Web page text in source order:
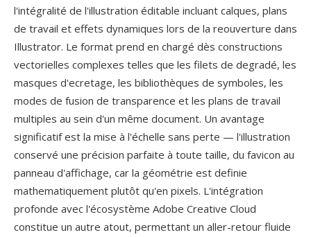
l'intégralité de l'illustration éditable incluant calques, plans
de travail et effets dynamiques lors de la reouverture dans
Illustrator. Le format prend en chargé dès constructions
vectorielles complexes telles que les filets de degradé, les
masques d'ecretage, les bibliothèques de symboles, les
modes de fusion de transparence et les plans de travail
multiples au sein d'un même document. Un avantage
significatif est la mise à l'échelle sans perte — l'illustration
conservé une précision parfaite à toute taille, du favicon au
panneau d'affichage, car la géométrie est definie
mathematiquement plutôt qu'en pixels. L'intégration
profonde avec l'écosystème Adobe Creative Cloud
constitue un autre atout, permettant un aller-retour fluide